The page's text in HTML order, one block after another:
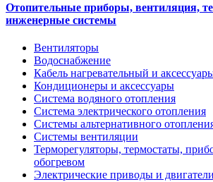
Отопительные приборы, вентиляция,
инженерные системы
Вентиляторы
Водоснабжение
Кабель нагревательный и
Кондиционеры и аксессуары
Система водяного отопления
Система электрического отопления
Системы альтернативного
Системы вентиляции
Терморегуляторы, термостаты,
обогревом
Электрические приводы и двигатели